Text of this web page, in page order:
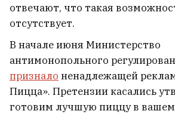
отвечают, что такая
отсутствует.
В начале июня Министерство
антимонопольного
признало ненадлежащей
Пицца». Претензии касались
готовим лучшую пиццу в вашем
Более 100 тысяч фактов
преследования, 4600
политзаключенных:
опубликовала
статистику шести лет